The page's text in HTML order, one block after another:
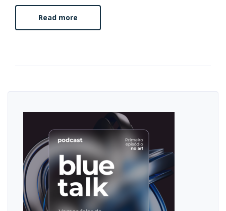
Read more